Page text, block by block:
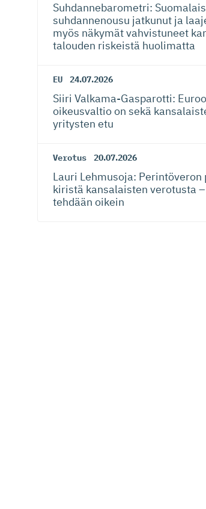
Suhdanneba­ro­metri:
suhdannenousu jatkunut ja
myös näkymät vahvistuneet
talouden riskeistä huolimatta
EU 24.07.2026
Siiri Valkama-Gas­pa­rotti:
oikeusvaltio on sekä
yritysten etu
Verotus 20.07.2026
Lauri Lehmusoja: Perintöveron
kiristä kansalaisten verotusta
tehdään oikein